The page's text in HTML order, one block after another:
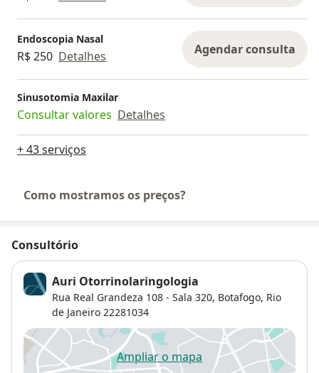
Endoscopia Nasal
R$ 250 Detalhes Agendar consulta
Sinusotomia Maxilar
Consultar valores Detalhes
+ 43 serviços
Como mostramos os preços?
Consultório
Auri Otorrinolaringologia
Rua Real Grandeza 108 - Sala 320, Botafogo, Rio
de Janeiro 22281034
Ampliar o mapaabre num novo separador